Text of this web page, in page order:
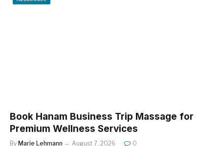
Book Hanam Business Trip Massage for
Premium Wellness Services
By Marie Lehmann August 7, 2026 0